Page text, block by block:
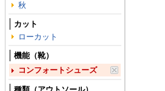
秋
カット
ローカット
機能（靴）
コンフォートシューズ